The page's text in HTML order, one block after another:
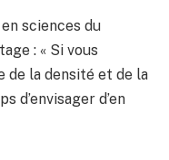
sciences du
: « Si vous
de la densité et de la
d’envisager d’en